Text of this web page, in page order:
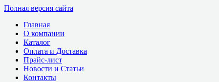
Полная версия сайта
Главная
О компании
Каталог
Оплата и Доставка
Прайс-лист
Новости и Статьи
Контакты